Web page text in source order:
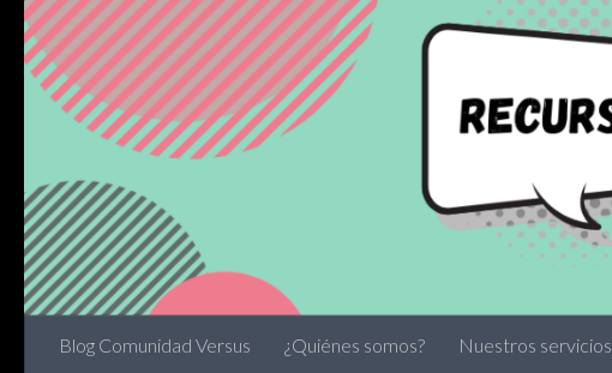
Skip to content
Blog Comunidad Versus ¿Quiénes somos? Nuestros servicios